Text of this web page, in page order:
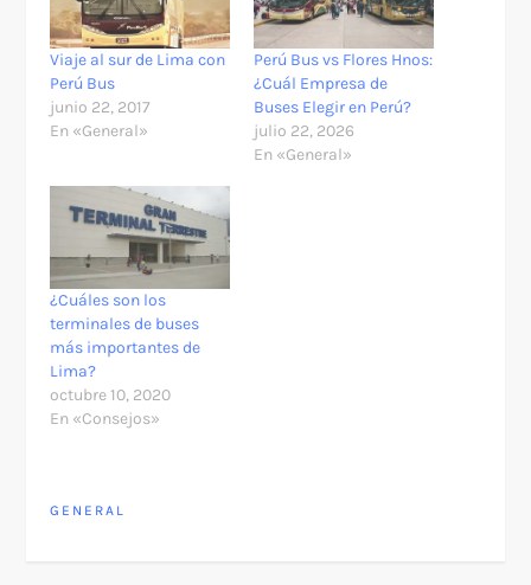
Viaje al sur de Lima con
Perú Bus
junio 22, 2017
En «General»
Perú Bus vs Flores Hnos:
¿Cuál Empresa de
Buses Elegir en Perú?
julio 22, 2026
En «General»
¿Cuáles son los
terminales de buses
más importantes de
Lima?
octubre 10, 2020
En «Consejos»
GENERAL